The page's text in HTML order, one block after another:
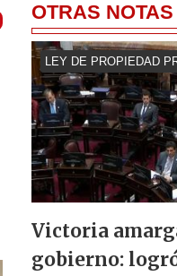
OTRAS NOTAS
LEY DE PROPIEDAD
Victoria
gobierno: